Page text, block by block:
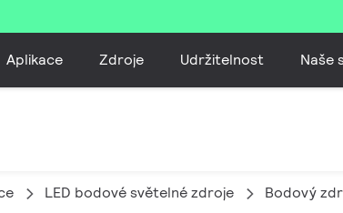
Aplikace Zdroje Udržitelnost Naše
LED bodové světelné zdroje Bodový